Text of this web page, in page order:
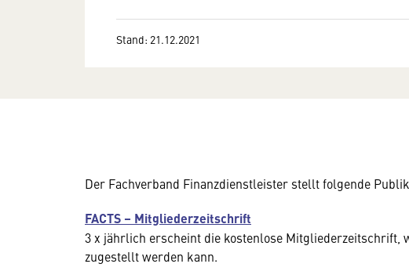
Stand: 21.12.2021
Der Fachverband Finanzdienstleister stellt folgende
FACTS – Mitgliederzeitschrift
3 x jährlich erscheint die kostenlose Mitgliederzeitschrift,
zugestellt werden kann.